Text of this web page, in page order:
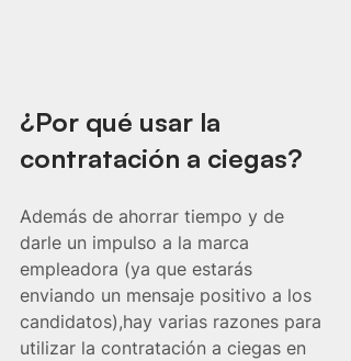
¿Por qué usar la
contratación a ciegas?
Además de ahorrar tiempo y de
darle un impulso a la marca
empleadora (ya que estarás
enviando un mensaje positivo a los
candidatos),hay varias razones para
utilizar la contratación a ciegas en